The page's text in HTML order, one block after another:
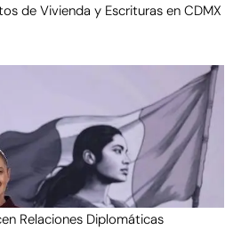
de Vivienda y Escrituras en CDMX
Relaciones Diplomáticas